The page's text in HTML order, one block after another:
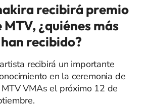
recibirá premio
MTV, ¿quiénes más
recibido?
recibirá un importante
en la ceremonia de
VMAs el próximo 12 de